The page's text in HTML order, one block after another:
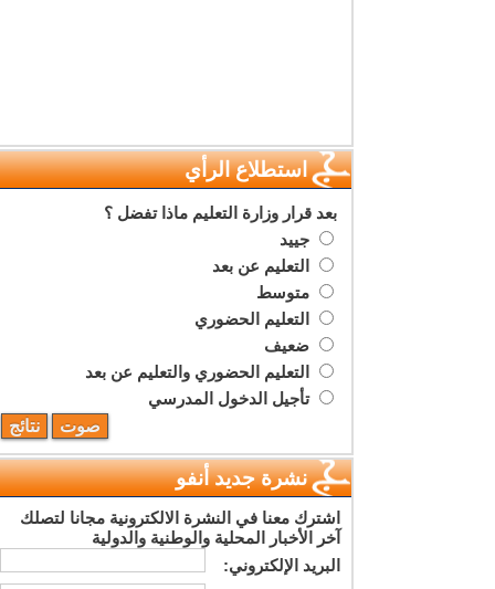
استطلاع الرأي
بعد قرار وزارة التعليم ماذا تفضل ؟
جييد
التعليم عن بعد
متوسط
التعليم الحضوري
ضعيف
التعليم الحضوري والتعليم عن بعد
تأجيل الدخول المدرسي
نشرة جديد أنفو
اشترك معنا في النشرة الالكترونية مجانا لتصلك
آخر الأخبار المحلية والوطنية والدولية
البريد اﻹلكتروني: